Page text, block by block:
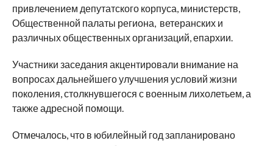
привлечением депутатского корпуса, министерств,
Общественной палаты региона, ветеранских и
различных общественных организаций, епархии.
Участники заседания акцентировали внимание на
вопросах дальнейшего улучшения условий жизни
поколения, столкнувшегося с военным лихолетьем, а
также адресной помощи.
Отмечалось, что в юбилейный год запланировано